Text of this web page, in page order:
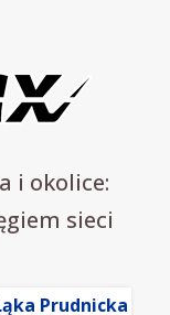
i okolice:
sieci
Prudnicka